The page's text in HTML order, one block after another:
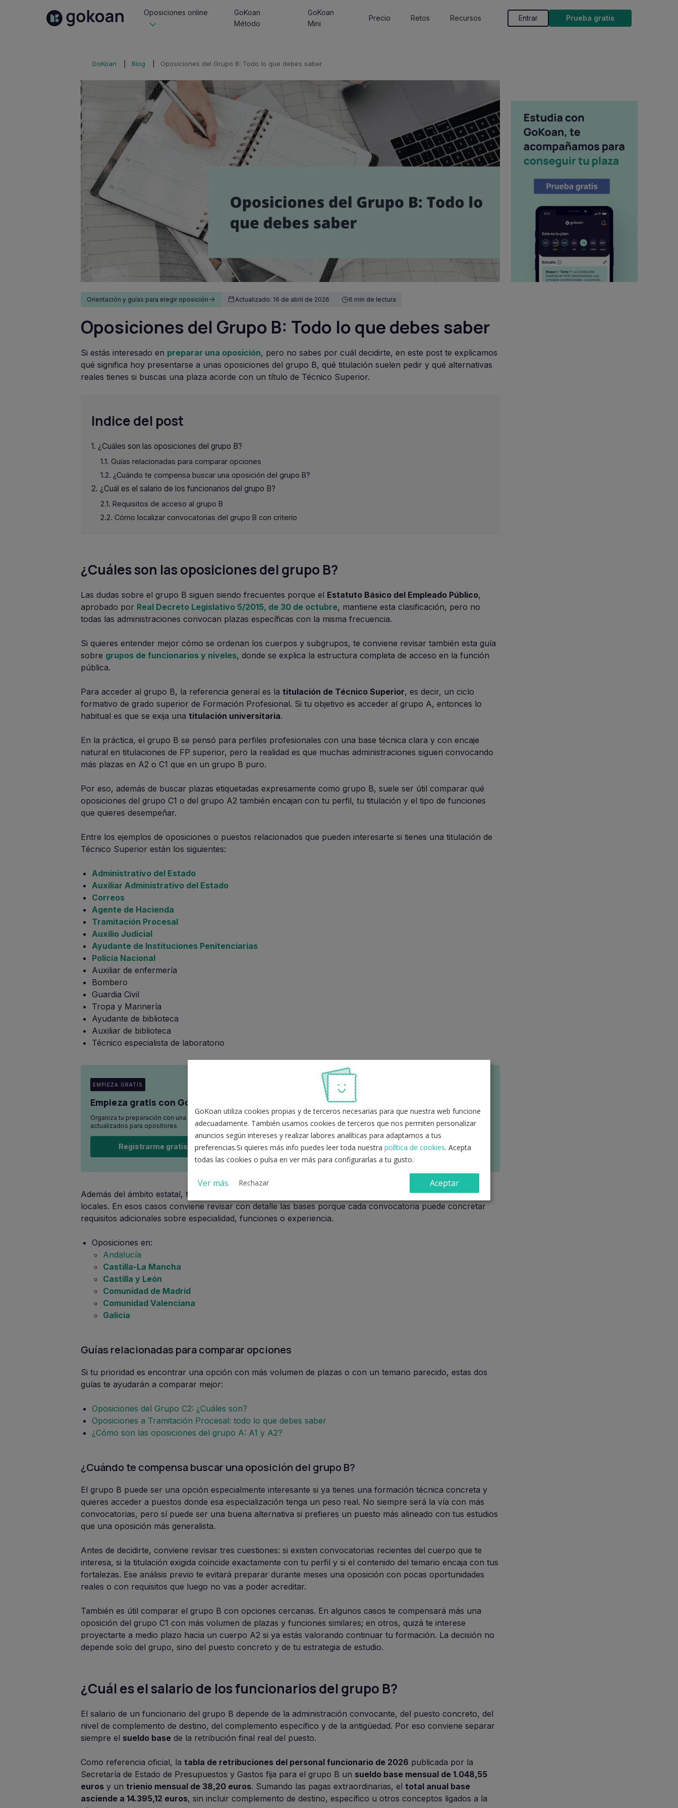
Oposiciones online
GoKoan
Método
GoKoan
Mini
Precio Retos Recursos Entrar Prueba gratis
GoKoan Blog Oposiciones del Grupo B: Todo lo que debes saber
Orientación y guías para elegir oposición Actualizado: 16 de abril de 2026 6 min de lectura
Oposiciones del Grupo B: Todo lo que debes saber
Si estás interesado en preparar una oposición, pero no sabes por cuál decidirte, en este post te explicamos
qué significa hoy presentarse a unas oposiciones del grupo B, qué titulación suelen pedir y qué alternativas
reales tienes si buscas una plaza acorde con un título de Técnico Superior.
Indice del post
¿Cuáles son las oposiciones del grupo B?
Guías relacionadas para comparar opciones
¿Cuándo te compensa buscar una oposición del grupo B?
¿Cuál es el salario de los funcionarios del grupo B?
Requisitos de acceso al grupo B
Cómo localizar convocatorias del grupo B con criterio
¿Cuáles son las oposiciones del grupo B?
Las dudas sobre el grupo B siguen siendo frecuentes porque el Estatuto Básico del Empleado Público,
aprobado por Real Decreto Legislativo 5/2015, de 30 de octubre, mantiene esta clasificación, pero no
todas las administraciones convocan plazas específicas con la misma frecuencia.
Si quieres entender mejor cómo se ordenan los cuerpos y subgrupos, te conviene revisar también esta guía
sobre grupos de funcionarios y niveles, donde se explica la estructura completa de acceso en la función
pública.
Para acceder al grupo B, la referencia general es la titulación de Técnico Superior, es decir, un ciclo
formativo de grado superior de Formación Profesional. Si tu objetivo es acceder al grupo A, entonces lo
habitual es que se exija una titulación universitaria.
En la práctica, el grupo B se pensó para perfiles profesionales con una base técnica clara y con encaje
natural en titulaciones de FP superior, pero la realidad es que muchas administraciones siguen convocando
más plazas en A2 o C1 que en un grupo B puro.
Por eso, además de buscar plazas etiquetadas expresamente como grupo B, suele ser útil comparar qué
oposiciones del grupo C1 o del grupo A2 también encajan con tu perfil, tu titulación y el tipo de funciones
que quieres desempeñar.
Entre los ejemplos de oposiciones o puestos relacionados que pueden interesarte si tienes una titulación de
Técnico Superior están los siguientes:
Administrativo del Estado
Auxiliar Administrativo del Estado
Correos
Agente de Hacienda
Tramitación Procesal
Auxilio Judicial
Ayudante de Instituciones Penitenciarias
Policía Nacional
Auxiliar de enfermería
Bombero
Guardia Civil
Tropa y Marinería
Ayudante de biblioteca
Auxiliar de biblioteca
Técnico especialista de laboratorio
EMPIEZA GRATIS
Empieza gratis con GoKoan
Organiza tu preparación con una plataforma que reúne método, planificación y materiales
actualizados para opositores.
Registrarme gratis
Además del ámbito estatal, también puedes encontrar oportunidades en administraciones autonómicas y
locales. En esos casos conviene revisar con detalle las bases porque cada convocatoria puede concretar
requisitos adicionales sobre especialidad, funciones o experiencia.
Oposiciones en:
Andalucía
Castilla-La Mancha
Castilla y León
Comunidad de Madrid
Comunidad Valenciana
Galicia
Guías relacionadas para comparar opciones
Si tu prioridad es encontrar una opción con más volumen de plazas o con un temario parecido, estas dos
guías te ayudarán a comparar mejor:
Oposiciones del Grupo C2: ¿Cuáles son?
Oposiciones a Tramitación Procesal: todo lo que debes saber
¿Cómo son las oposiciones del grupo A: A1 y A2?
¿Cuándo te compensa buscar una oposición del grupo B?
El grupo B puede ser una opción especialmente interesante si ya tienes una formación técnica concreta y
quieres acceder a puestos donde esa especialización tenga un peso real. No siempre será la vía con más
convocatorias, pero sí puede ser una buena alternativa si prefieres un puesto más alineado con tus estudios
que una oposición más generalista.
Antes de decidirte, conviene revisar tres cuestiones: si existen convocatorias recientes del cuerpo que te
interesa, si la titulación exigida coincide exactamente con tu perfil y si el contenido del temario encaja con tus
fortalezas. Ese análisis previo te evitará preparar durante meses una oposición con pocas oportunidades
reales o con requisitos que luego no vas a poder acreditar.
También es útil comparar el grupo B con opciones cercanas. En algunos casos te compensará más una
oposición del grupo C1 con más volumen de plazas y funciones similares; en otros, quizá te interese
proyectarte a medio plazo hacia un cuerpo A2 si ya estás valorando continuar tu formación. La decisión no
depende solo del grupo, sino del puesto concreto y de tu estrategia de estudio.
¿Cuál es el salario de los funcionarios del grupo B?
El salario de un funcionario del grupo B depende de la administración convocante, del puesto concreto, del
nivel de complemento de destino, del complemento específico y de la antigüedad. Por eso conviene separar
siempre el sueldo base de la retribución final real del puesto.
Como referencia oficial, la tabla de retribuciones del personal funcionario de 2026 publicada por la
Secretaría de Estado de Presupuestos y Gastos fija para el grupo B un sueldo base mensual de 1.048,55
euros y un trienio mensual de 38,20 euros. Sumando las pagas extraordinarias, el total anual base
asciende a 14.395,12 euros, sin incluir complemento de destino, específico u otros conceptos ligados a la
GoKoan utiliza cookies propias y de terceros necesarias para que nuestra web funcione
adecuadamente. También usamos cookies de terceros que nos permiten personalizar
anuncios según intereses y realizar labores analíticas para adaptarnos a tus
preferencias.Si quieres más info puedes leer toda nuestra política de cookies. Acepta
todas las cookies o pulsa en ver más para configurarlas a tu gusto.
Ver más Rechazar Aceptar